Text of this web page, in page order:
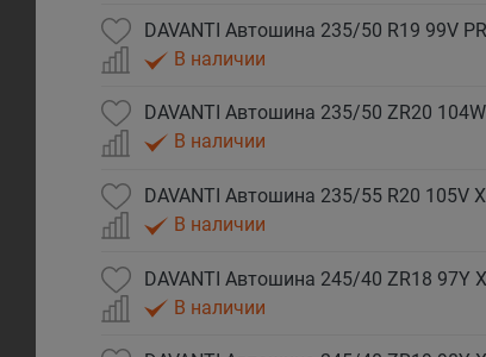
DAVANTI Автошина 235/50 R19 99V
В наличии
DAVANTI Автошина 235/50 ZR20 104W
В наличии
DAVANTI Автошина 235/55 R20 105V
В наличии
DAVANTI Автошина 245/40 ZR18 97Y
В наличии